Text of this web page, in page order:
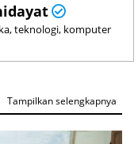
teknologi, komputer
Tampilkan selengkapnya